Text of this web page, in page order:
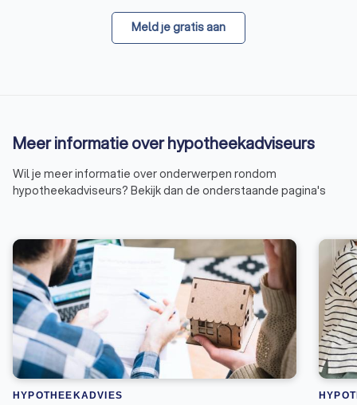
Meld je gratis aan
Meer informatie over hypotheekadviseurs
Wil je meer informatie over onderwerpen rondom
hypotheekadviseurs? Bekijk dan de onderstaande pagina's
HYPOTHEEKADVIES